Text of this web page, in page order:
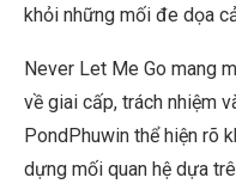
khỏi những mối đe dọa
Never Let Me Go mang
về giai cấp, trách nhiệm
PondPhuwin thể hiện rõ
dựng mối quan hệ dựa